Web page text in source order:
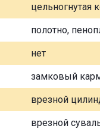
цельногнутая
полотно,
нет
замковый
врезной
врезной